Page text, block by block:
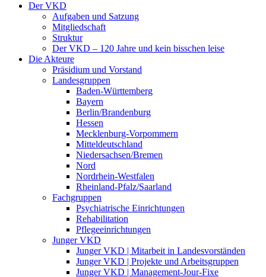
Der VKD
Aufgaben und Satzung
Mitgliedschaft
Struktur
Der VKD – 120 Jahre und kein bisschen leise
Die Akteure
Präsidium und Vorstand
Landesgruppen
Baden-Württemberg
Bayern
Berlin/Brandenburg
Hessen
Mecklenburg-Vorpommern
Mitteldeutschland
Niedersachsen/Bremen
Nord
Nordrhein-Westfalen
Rheinland-Pfalz/Saarland
Fachgruppen
Psychiatrische Einrichtungen
Rehabilitation
Pflegeeinrichtungen
Junger VKD
Junger VKD | Mitarbeit in Landesvorständen
Junger VKD | Projekte und Arbeitsgruppen
Junger VKD | Management-Jour-Fixe